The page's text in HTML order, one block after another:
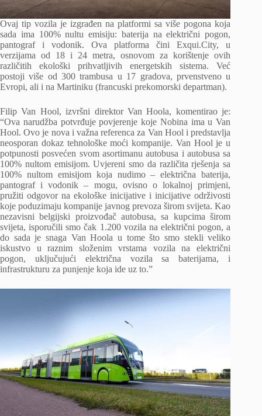
Ovaj tip vozila je izgrađen na platformi sa više pogona koja
sada ima 100% nultu emisiju: ​​baterija na električni pogon,
pantograf i vodonik. Ova platforma čini Exqui.City, u
verzijama od 18 i 24 metra, osnovom za korištenje ovih
različitih ekološki prihvatljivih energetskih sistema. Već
postoji više od 300 trambusa u 17 gradova, prvenstveno u
Evropi, ali i na Martiniku (francuski prekomorski departman).
Filip Van Hool, izvršni direktor Van Hoola, komentirao je:
“Ova narudžba potvrđuje povjerenje koje Nobina ima u Van
Hool. Ovo je nova i važna referenca za Van Hool i predstavlja
neosporan dokaz tehnološke moći kompanije. Van Hool je u
potpunosti posvećen svom asortimanu autobusa i autobusa sa
100% nultom emisijom. Uvjereni smo da različita rješenja sa
100% nultom emisijom koja nudimo – električna baterija,
pantograf i vodonik – mogu, ovisno o lokalnoj primjeni,
pružiti odgovor na ekološke inicijative i inicijative održivosti
koje poduzimaju kompanije javnog prevoza širom svijeta. Kao
nezavisni belgijski proizvođač autobusa, sa kupcima širom
svijeta, isporučili smo čak 1.200 vozila na električni pogon, a
do sada je snaga Van Hoola u tome što smo stekli veliko
iskustvo u raznim složenim vrstama vozila na električni
pogon, uključujući električna vozila sa baterijama, i
infrastrukturu za punjenje koja ide uz to.”